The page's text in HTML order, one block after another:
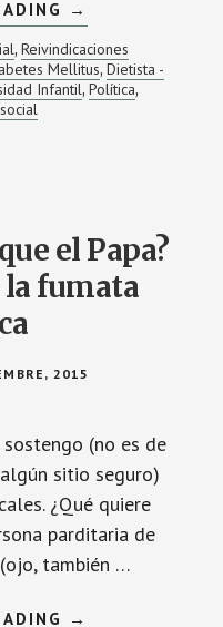
ACERCA
DE
CARTA
ABIERTA
A
ELECTOS
→
, Reivindicaciones
Mellitus, Dietista -
Infantil, Política,
el Papa?
la fumata
2015
sostengo (no es de
sitio seguro)
¿Qué quiere
parditaria de
también …
ACERCA
→